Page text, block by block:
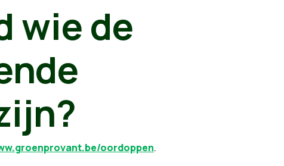
wie de
oordoppen.